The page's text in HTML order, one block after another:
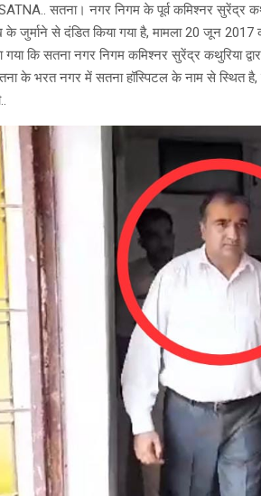
सतना। नगर निगम के पूर्व कमिश्नर सुरेंद्र
जुर्माने से दंडित किया गया है, मामला 20 जून 2017
गया कि सतना नगर निगम कमिश्नर सुरेंद्र कथुरिया
के भरत नगर में सतना हॉस्पिटल के नाम से स्थित